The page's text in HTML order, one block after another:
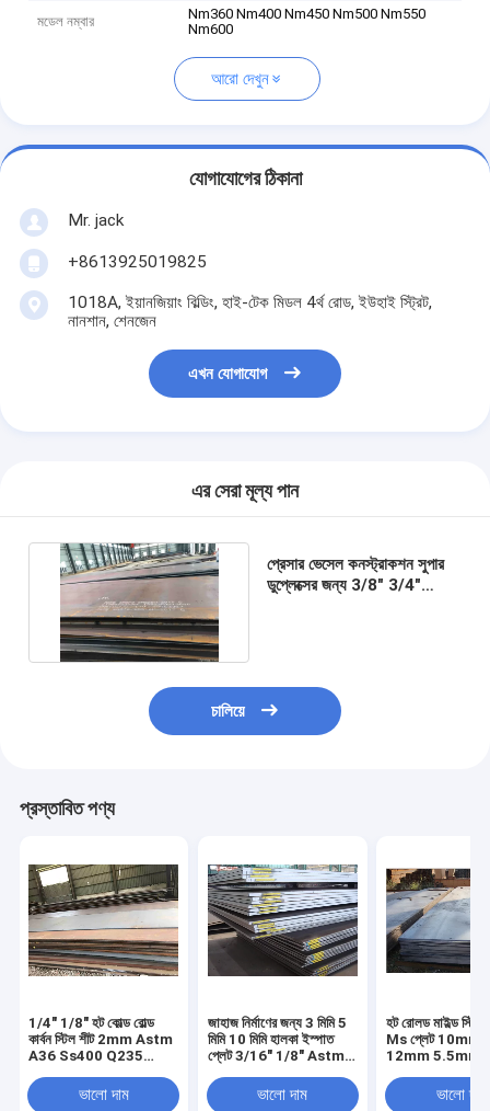
মডেল নম্বার
Nm360 Nm400 Nm450 Nm500 Nm550
Nm600
আরো দেখুন
যোগাযোগের ঠিকানা
Mr. jack
+8613925019825
1018A, ইয়ানজিয়াং বিল্ডিং, হাই-টেক মিডল 4র্থ রোড, ইউহাই স্ট্রিট,
নানশান, শেনজেন
এখন যোগাযোগ
এর সেরা মূল্য পান
প্রেসার ভেসেল কনস্ট্রাকশন সুপার
ডুপ্লেক্সের জন্য 3/8" 3/4"
চালিয়ে
প্রস্তাবিত পণ্য
1/4" 1/8" হট কোল্ড রোল্ড
কার্বন স্টিল শীট 2mm Astm
A36 Ss400 Q235
ভালো দাম
জাহাজ নির্মাণের জন্য 3 মিমি 5
মিমি 10 মিমি হালকা ইস্পাত
প্লেট 3/16" 1/8" Astm
ভালো দাম
হট রোলড মাইল্ড স্টিল
Ms প্লেট 10mm
12mm 5.5mm
ভালো দাম